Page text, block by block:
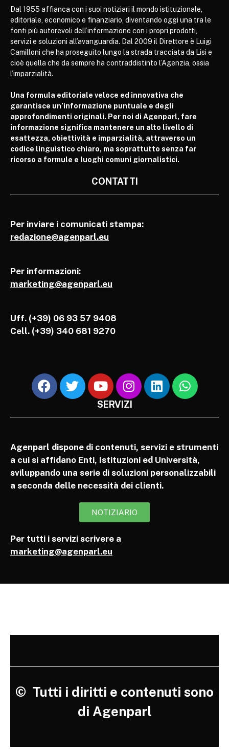
Dal 1955 affianca con i suoi notiziari il mondo istituzionale,
editoriale, economico e finanziario, diventando oggi una tra le
fonti più autorevoli dell’informazione con i propri prodotti,
servizi e soluzioni all’avanguardia. Dal 2009 il Direttore è Luigi
Camilloni che ha proseguito lungo la strada tracciata da Lisi e
cioè quella che da sempre ha contraddistinto l’Agenzia, ossia
l’imparzialità.
Una formula editoriale veloce ed innovativa che
garantisce un’informazione puntuale e degli
approfondimenti originali. Per noi di Agenparl, fare
informazione significa mantenere un alto livello di
esattezza, obiettività e imparzialità, attraverso un
codice linguistico chiaro, ma soprattutto senza far
ricorso a formule e luoghi comuni giornalistici.
CONTATTI
Per inviare i comunicati stampa:
redazione@agenparl.eu
Per informazioni:
marketing@agenparl.eu
Uff. (+39) 06 93 57 9408
Cell. (+39) 340 681 9270
SERVIZI
Agenparl dispone di contenuti, servizi e strumenti
a cui si affidano Enti, Istituzioni ed Università,
sviluppando una serie di soluzioni personalizzabili
a seconda delle necessità dei clienti.
NOTIZIARIO
Per tutti i servizi scrivere a
marketing@agenparl.eu
© Tutti i diritti e contenuti sono
di Agenparl